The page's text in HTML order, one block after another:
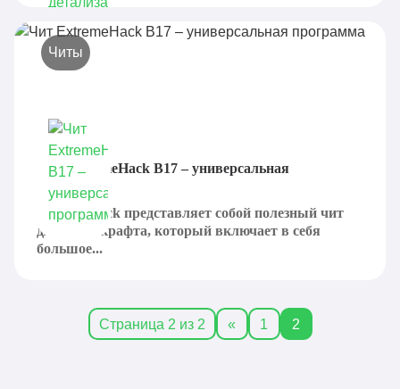
Читы
Чит ExtremeHack B17 – универсальная
ExtremeHack представляет собой полезный чит
для Майнкрафта, который включает в себя
большое...
Страница 2 из 2 « 1 2